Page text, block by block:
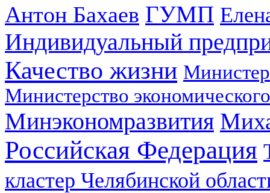
Антон Бахаев ГУМП
Индивидуальный
Качество жизни
Министерство
Минэкономразвития
Российская Федерация
кластер Челябинской